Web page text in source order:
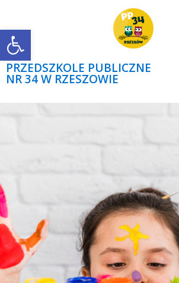
Open toolbar
PRZEDSZKOLE PUBLICZNE
NR 34 W RZESZOWIE